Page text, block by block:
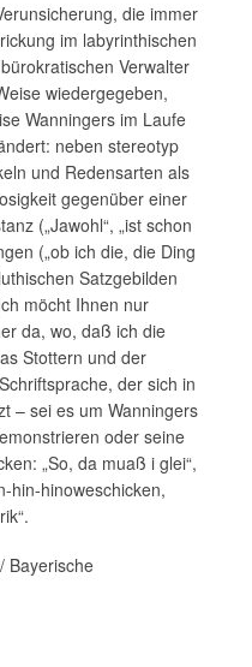
die immer
im labyrinthischen
Verwalter
wiedergegeben,
Wanningers im Laufe
neben stereotyp
und Redensarten als
gegenüber einer
(„Jawohl“, „ist schon
(„ob ich die, die Ding
Satzgebilden
möcht Ihnen nur
da, wo, daß ich die
Stottern und der
der sich in
– sei es um Wanningers
oder seine
„So, da muaß i glei“,
hin-hinoweschicken,
Bayerische